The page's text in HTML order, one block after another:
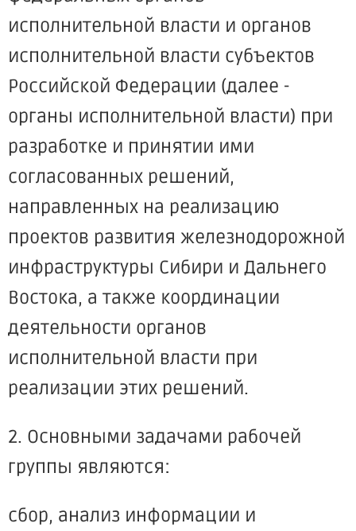
исполнительной власти и органов
исполнительной власти субъектов
Российской Федерации (далее -
органы исполнительной власти) при
разработке и принятии ими
согласованных решений,
направленных на реализацию
проектов развития железнодорожной
инфраструктуры Сибири и Дальнего
Востока, а также координации
деятельности органов
исполнительной власти при
реализации этих решений.
2. Основными задачами рабочей
группы являются:
сбор, анализ информации и